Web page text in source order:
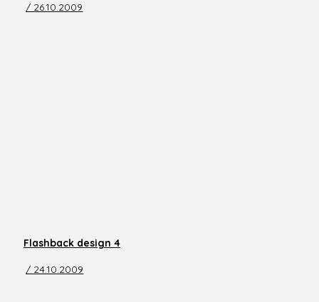
/ 26.10.2009
Flashback design 4
/ 24.10.2009